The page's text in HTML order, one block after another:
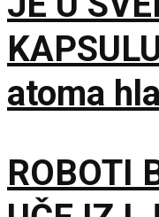
atoma
ROBOTI